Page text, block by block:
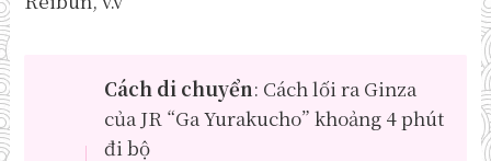
Cách di chuyển: Cách lối ra Ginza
của JR “Ga Yurakucho” khoảng 4 phút
đi bộ